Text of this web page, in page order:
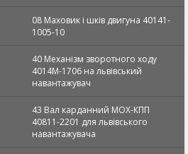
08 Маховик і шків двигуна 40141-
1005-10
40 Механізм зворотного ходу
4014М-1706 на львівський
навантажувач
43 Вал карданний МОХ-КПП
40811-2201 для львівського
навантажувача